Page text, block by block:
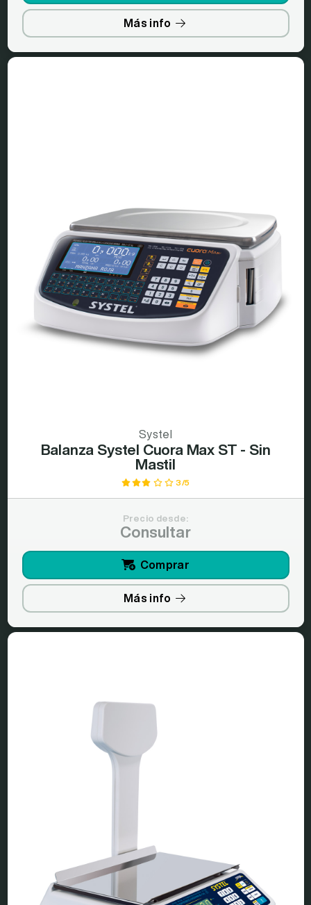
Más info
Systel
Balanza Systel Cuora Max ST - Sin
Mastil
3/5
Precio desde:
Consultar
Comprar
Más info